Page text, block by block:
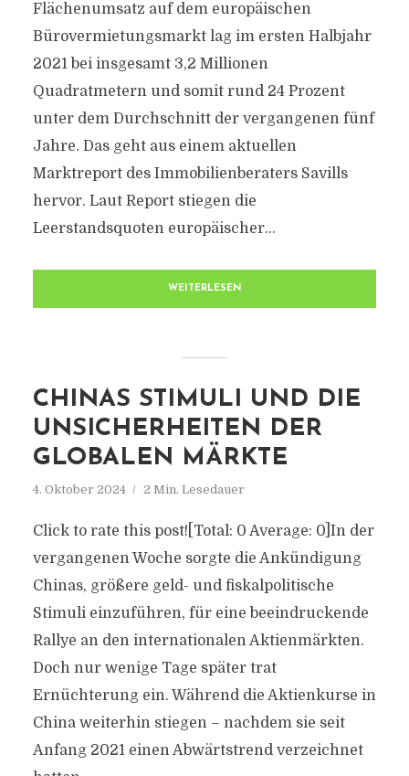
Flächenumsatz auf dem europäischen
Bürovermietungsmarkt lag im ersten Halbjahr
2021 bei insgesamt 3,2 Millionen
Quadratmetern und somit rund 24 Prozent
unter dem Durchschnitt der vergangenen fünf
Jahre. Das geht aus einem aktuellen
Marktreport des Immobilienberaters Savills
hervor. Laut Report stiegen die
Leerstandsquoten europäischer...
WEITERLESEN
CHINAS STIMULI UND DIE
UNSICHERHEITEN DER
GLOBALEN MÄRKTE
4. Oktober 2024 2 Min. Lesedauer
Click to rate this post![Total: 0 Average: 0]In der
vergangenen Woche sorgte die Ankündigung
Chinas, größere geld- und fiskalpolitische
Stimuli einzuführen, für eine beeindruckende
Rallye an den internationalen Aktienmärkten.
Doch nur wenige Tage später trat
Ernüchterung ein. Während die Aktienkurse in
China weiterhin stiegen – nachdem sie seit
Anfang 2021 einen Abwärtstrend verzeichnet